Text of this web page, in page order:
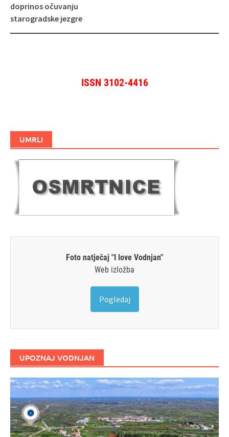
doprinos očuvanju
starogradske jezgre
ISSN 3102-4416
UMRLI
Foto natječaj "I love Vodnjan"
Web izložba
Pogledaj
UPOZNAJ VODNJAN